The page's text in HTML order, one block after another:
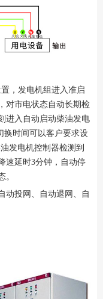
，发电机组进入准启
对市电状态自动长期检
进入自动启动柴油发电
换时间可以客户要求设
发电机控制器检测到
速延时3分钟，自动停
态。
动投网、自动退网、自